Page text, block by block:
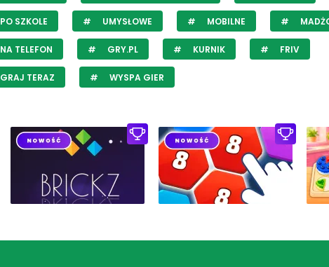
PO SZKOLE UMYSŁOWE MOBILNE
NA TELEFON GRY.PL KURNIK FRIV
GRAJ TERAZ WYSPA GIER